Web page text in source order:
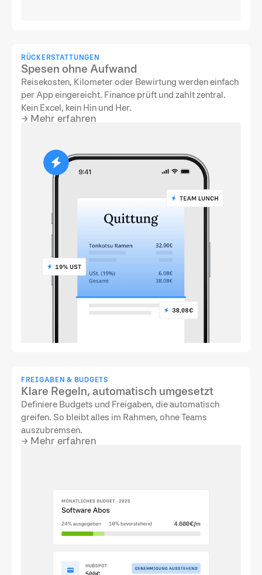
RÜCKERSTATTUNGEN
Spesen ohne Aufwand
Reisekosten, Kilometer oder Bewirtung werden einfach
per App eingereicht. Finance prüft und zahlt zentral.
Kein Excel, kein Hin und Her.
→ Mehr erfahren
FREIGABEN & BUDGETS
Klare Regeln, automatisch umgesetzt
Definiere Budgets und Freigaben, die automatisch
greifen. So bleibt alles im Rahmen, ohne Teams
auszubremsen.
→ Mehr erfahren